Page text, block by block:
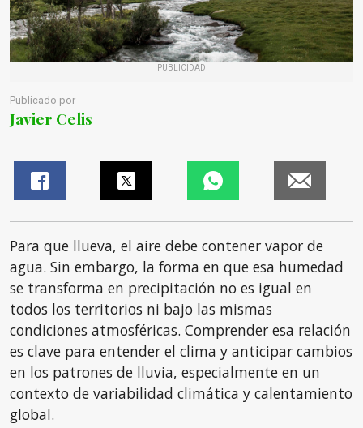
PUBLICIDAD
Publicado por
Javier Celis
Para que llueva, el aire debe contener vapor de
agua. Sin embargo, la forma en que esa humedad
se transforma en precipitación no es igual en
todos los territorios ni bajo las mismas
condiciones atmosféricas. Comprender esa relación
es clave para entender el clima y anticipar cambios
en los patrones de lluvia, especialmente en un
contexto de variabilidad climática y calentamiento
global.